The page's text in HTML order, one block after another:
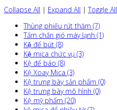
Collapse All | Expand All |Toggle All
Thùng phiếu rút thăm (7)
Tấm chắn gió máy lạnh (1)
Kệ để bút (8)
Kệ mica chức vụ (3)
Kệ để báo (8)
Kệ Xoay Mica (3)
Kệ trưng bày sản phẩm (0)
Kệ trưng bày mô hình (0)
Kệ mỹ phẩm (20)